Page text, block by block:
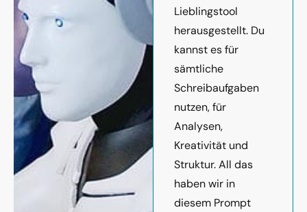
Lieblingstool
herausgestellt. Du
kannst es für
sämtliche
Schreibaufgaben
nutzen, für
Analysen,
Kreativität und
Struktur. All das
haben wir in
diesem Prompt